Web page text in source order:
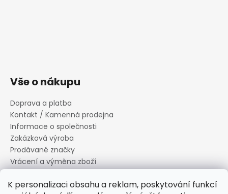
K personalizaci obsahu a reklam, poskytování funkcí
Vše o nákupu
Doprava a platba
Kontakt / Kamenná prodejna
Informace o společnosti
Zakázková výroba
Prodávané značky
Vrácení a výměna zboží
Informace o souborech cookies